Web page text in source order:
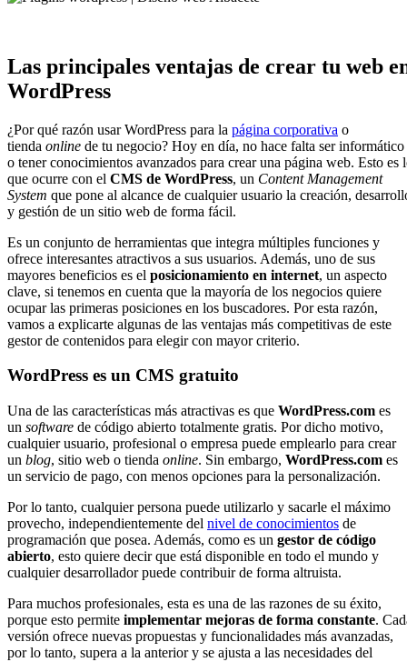
Las principales ventajas de crear tu web
WordPress
¿Por qué razón usar WordPress para la página corporativa o
tienda online de tu negocio? Hoy en día, no hace falta ser informático
o tener conocimientos avanzados para crear una página web. Esto es
que ocurre con el CMS de WordPress, un Content Management
System que pone al alcance de cualquier usuario la creación,
y gestión de un sitio web de forma fácil.
Es un conjunto de herramientas que integra múltiples funciones y
ofrece interesantes atractivos a sus usuarios. Además, uno de sus
mayores beneficios es el posicionamiento en internet, un aspecto
clave, si tenemos en cuenta que la mayoría de los negocios quiere
ocupar las primeras posiciones en los buscadores. Por esta razón,
vamos a explicarte algunas de las ventajas más competitivas de este
gestor de contenidos para elegir con mayor criterio.
WordPress es un CMS gratuito
Una de las características más atractivas es que WordPress.com es
un software de código abierto totalmente gratis. Por dicho motivo,
cualquier usuario, profesional o empresa puede emplearlo para crear
un blog, sitio web o tienda online. Sin embargo, WordPress.com es
un servicio de pago, con menos opciones para la personalización.
Por lo tanto, cualquier persona puede utilizarlo y sacarle el máximo
provecho, independientemente del nivel de conocimientos de
programación que posea. Además, como es un gestor de código
abierto, esto quiere decir que está disponible en todo el mundo y
cualquier desarrollador puede contribuir de forma altruista.
Para muchos profesionales, esta es una de las razones de su éxito,
porque esto permite implementar mejoras de forma constante.
versión ofrece nuevas propuestas y funcionalidades más avanzadas,
por lo tanto, supera a la anterior y se ajusta a las necesidades del